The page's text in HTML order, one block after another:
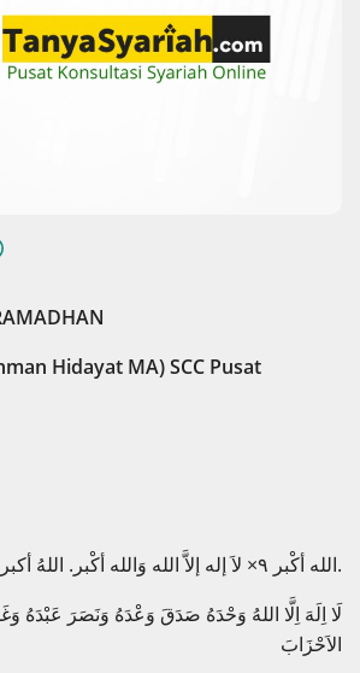
Hidayat MA) SCC Pusat
الله أكْبر ٩× لاَ إله إلاَّ الله وَالله أكْبر. اللهُ أكبر وَلِلّهِ الْحَمْد.
الاَحْزَابَ